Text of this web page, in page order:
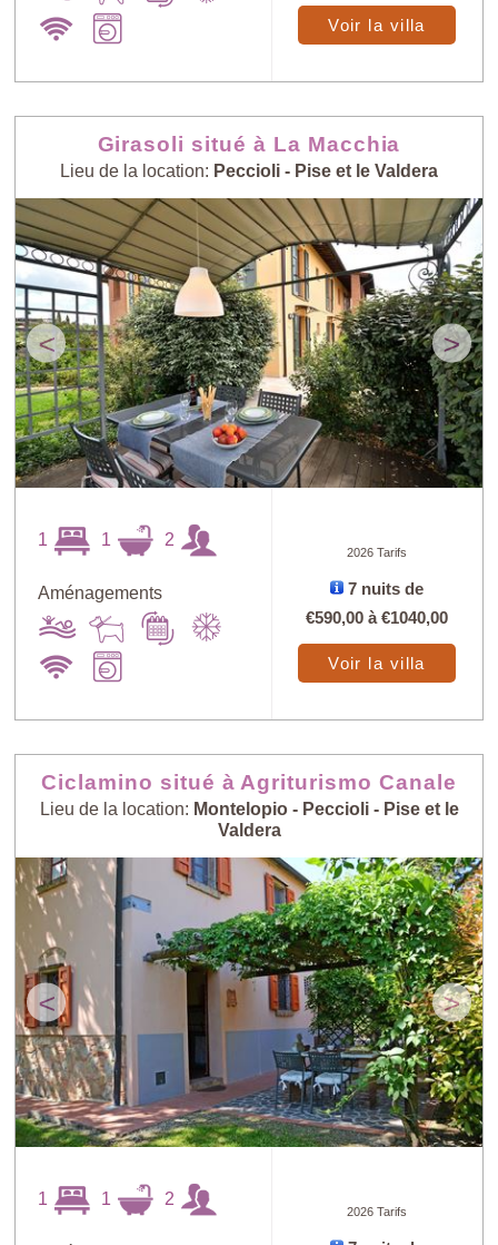
Voir la villa
Girasoli situé à La Macchia
Lieu de la location: Peccioli - Pise et le Valdera
< >
1 1 2
Aménagements
2026 Tarifs
7 nuits de
€590,00 à€1040,00
Voir la villa
Ciclamino situé à Agriturismo Canale
Lieu de la location: Montelopio - Peccioli - Pise et le
Valdera
< >
1 1 2
2026 Tarifs